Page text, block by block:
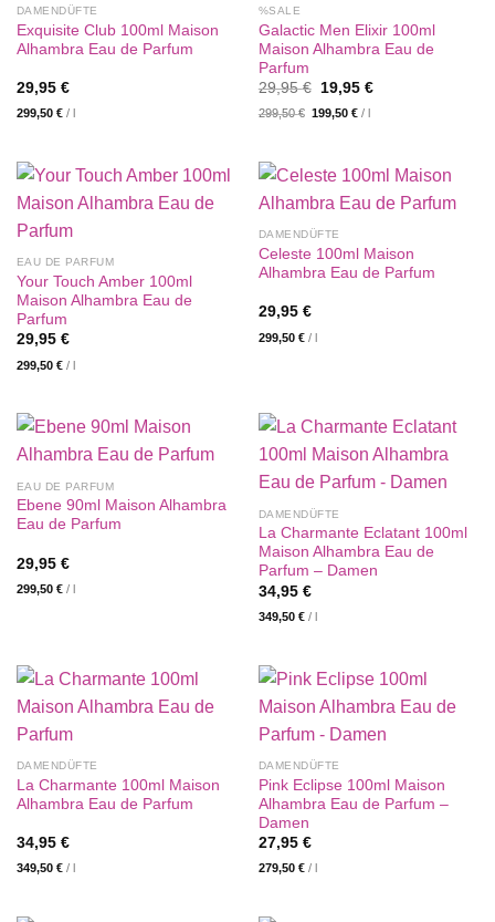
DAMENDÜFTE
Exquisite Club 100ml Maison
Alhambra Eau de Parfum
29,95 €
299,50 €/ l
%SALE
Galactic Men Elixir 100ml
Maison Alhambra Eau de
Parfum
29,95€
Ursprünglicher
war:
19,95 €Aktueller
299,50€ 199,50€ /l
EAU DE PARFUM
Your Touch Amber 100ml
Maison Alhambra Eau de
Parfum
29,95 €
299,50 €/ l
DAMENDÜFTE
Celeste 100ml Maison
Alhambra Eau de Parfum
29,95 €
299,50 €/ l
EAU DE PARFUM
Ebene 90ml Maison Alhambra
Eau de Parfum
29,95 €
299,50 €/ l
DAMENDÜFTE
La Charmante Eclatant 100ml
Maison Alhambra Eau de
Parfum – Damen
34,95 €
349,50 €/ l
DAMENDÜFTE
La Charmante 100ml Maison
Alhambra Eau de Parfum
34,95 €
349,50 €/
DAMENDÜFTE
Pink Eclipse 100ml Maison
Alhambra Eau de Parfum –
Damen
27,95 €
279,50 €/